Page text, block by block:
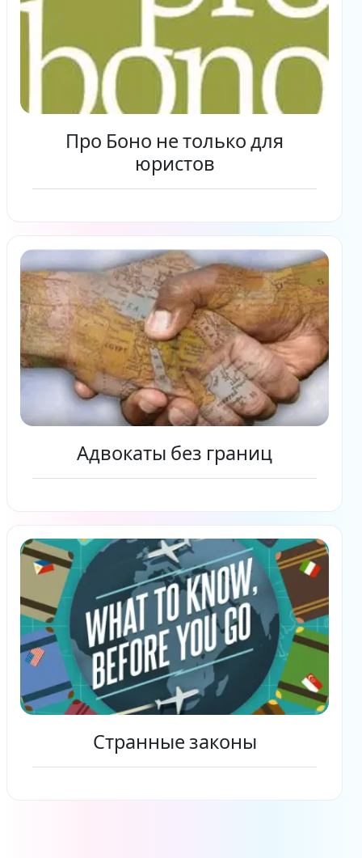
Про Боно не только для
юристов
Читать дальше
Адвокаты без границ
Читать дальше
Странные законы